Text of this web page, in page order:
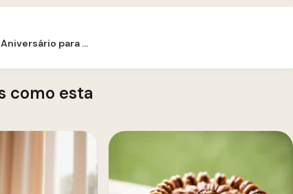
Frases de Aniversário para Tio
como esta